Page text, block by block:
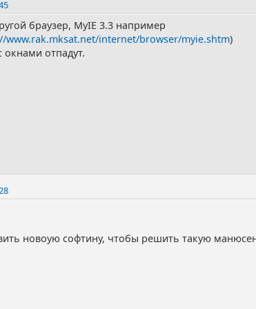
браузер, MyIE 3.3 например
www.rak.mksat.net/internet/browser/myie.shtm)
отпадут.
новоую софтину, чтобы решить такую